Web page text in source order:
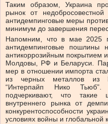
Таким образом, Украина
рынок от
антидемпинговые меры
минимум до завершения
Напомним, что в мае 2025
антидемпинговые пошлины
антикоррозийным покрытием
Молдовы, РФ и Беларуси.
мер в отношении импорта
из черных металлов из
“Интерпайп Нико Тьюб”.
подчеркивают, что
внутреннего рынка от
конкурентоспособности
условиях войны и глобальной